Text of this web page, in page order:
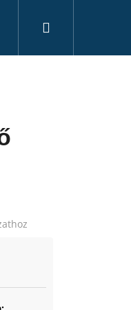
Álkamerák
Bejelentkezés